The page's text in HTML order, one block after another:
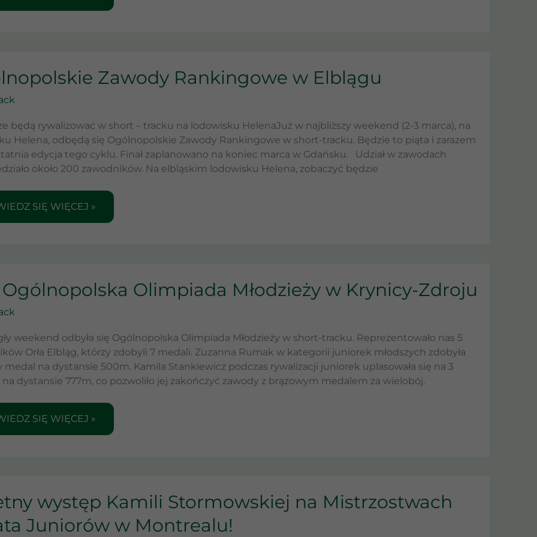
Zawody Rankingowe w Elblągu
będą rywalizować w short – tracku na lodowisku HelenaJuż w najbliższy weekend (2-3 marca), na
Helena, odbędą się Ogólnopolskie Zawody Rankingowe w short-tracku. Będzie to piąta i zarazem
edycja tego cyklu. Finał zaplanowano na koniec marca w Gdańsku. Udział w zawodach
około 200 zawodników. Na elbląskim lodowisku Helena, zobaczyć będzie
SIĘ WIĘCEJ »
Ogólnopolska Olimpiada Młodzieży w Krynicy-Zdroju
weekend odbyła się Ogólnopolska Olimpiada Młodzieży w short-tracku. Reprezentowało nas 5
Orła Elbląg, którzy zdobyli 7 medali. Zuzanna Rumak w kategorii juniorek młodszych zdobyła
medal na dystansie 500m. Kamila Stankiewicz podczas rywalizacji juniorek uplasowała się na 3
dystansie 777m, co pozwoliło jej zakończyć zawody z brązowym medalem za wielobój.
SIĘ WIĘCEJ »
występ Kamili Stormowskiej na Mistrzostwach
Juniorów w Montrealu!